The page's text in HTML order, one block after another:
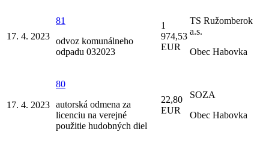
17. 4. 2023
81
odvoz komunálneho
odpadu 032023
1
974,53
EUR
TS Ružomberok
a.s.
Obec Habovka
17. 4. 2023
80
autorská odmena za
licenciu na verejné
použitie hudobných diel
22,80
EUR
SOZA
Obec Habovka